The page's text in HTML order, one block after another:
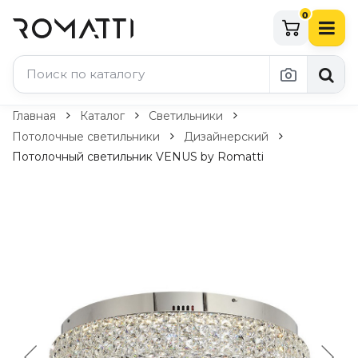
0
Каталог Romatti
Свет и освещение
Технический свет
Уличное освещение
Комплектующие
Главная Каталог
Светильники
Потолочные светильники
Дизайнерский
Потолочный светильник VENUS by Romatti